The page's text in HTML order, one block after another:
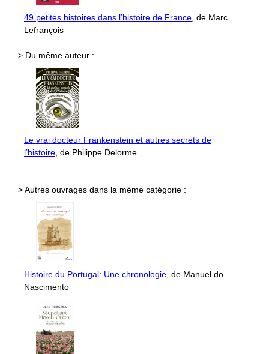
49 petites histoires dans l’histoire de France, de Marc
Lefrançois
> Du même auteur :
Le vrai docteur Frankenstein et autres secrets de
l’histoire, de Philippe Delorme
> Autres ouvrages dans la même catégorie :
Histoire du Portugal: Une chronologie, de Manuel do
Nascimento